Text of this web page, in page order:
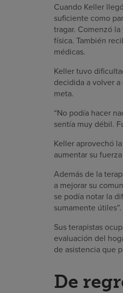
Cuando Keller
suficiente como
tragar. Comenzó
física. También
médicas.
Keller tuvo
decidida a volver
meta.
“No podía hacer
sentía muy débil.
Keller aprovechó
aumentar su
Además de la
a mejorar su
se podía notar la
sumamente útiles”.
Sus terapistas
evaluación del
de asistencia que
De